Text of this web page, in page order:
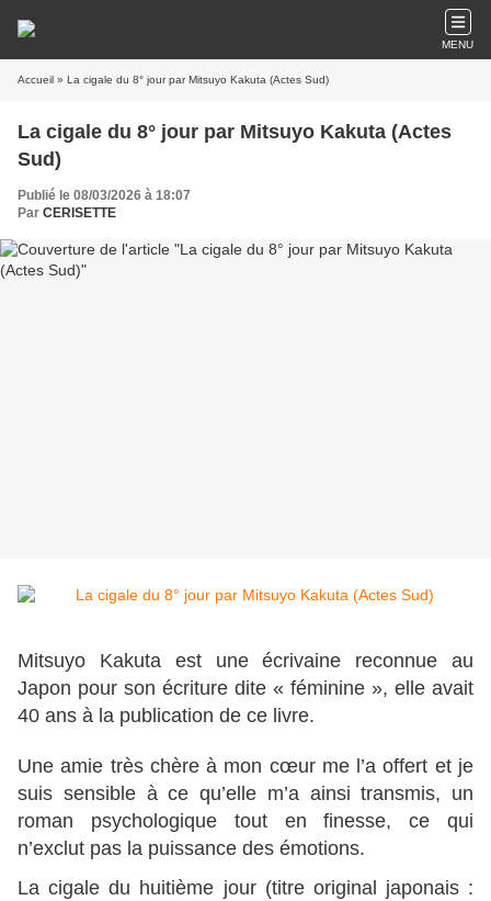
MENU
Accueil » La cigale du 8° jour par Mitsuyo Kakuta (Actes Sud)
La cigale du 8° jour par Mitsuyo Kakuta (Actes
Sud)
Publié le 08/03/2026 à 18:07
Par CERISETTE
Mitsuyo Kakuta est une écrivaine reconnue au
Japon pour son écriture dite « féminine », elle avait
40 ans à la publication de ce livre.
Une amie très chère à mon cœur me l’a offert et je
suis sensible à ce qu’elle m’a ainsi transmis, un
roman psychologique tout en finesse, ce qui
n’exclut pas la puissance des émotions.
La cigale du huitième jour (titre original japonais :